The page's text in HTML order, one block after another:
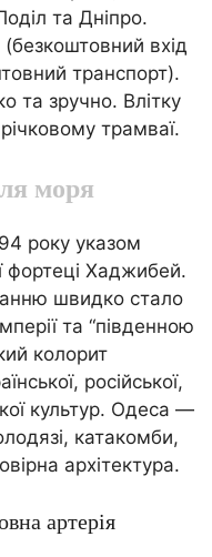
та Дніпро.
(безкоштовний вхід
транспорт).
та зручно. Влітку
трамваї.
моря
року указом
фортеці Хаджибей.
швидко стало
та “південною
колорит
російської,
культур. Одеса —
катакомби,
архітектура.
артерія